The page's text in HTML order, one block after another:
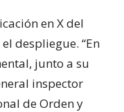
en X del
despliegue. “En
junto a su
inspector
de Orden y